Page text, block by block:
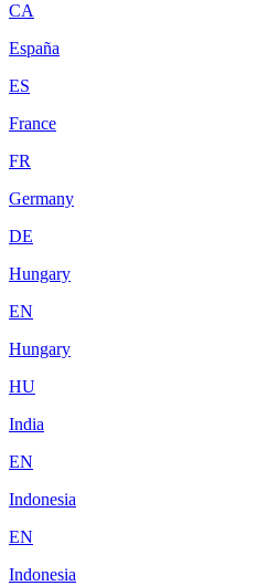
CA
España
ES
France
FR
Germany
DE
Hungary
EN
Hungary
HU
India
EN
Indonesia
EN
Indonesia